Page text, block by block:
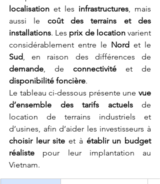
localisation et les infrastructures, mais
aussi le coût des terrains et des
installations. Les prix de location varient
considérablement entre le Nord
Sud
demande, de connectivité
disponibilité foncière.
Le tableau ci-dessous présente une vue
d’ensemble des tarifs actuels de
location de terrains industriels et
choisir leur site et à établir un budget
réaliste pour leur implantation au
Vietnam.